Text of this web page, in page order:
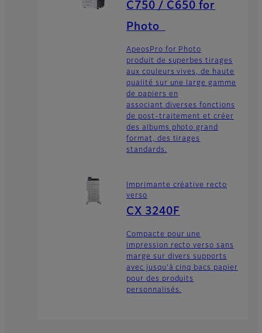
C750 / C650 for
Photo
ApeosPro for Photo
produit de superbes tirages
aux couleurs vives, de haute
qualité sur une large gamme
de papiers en
associant diverses fonctions
de post-traitement et créer
des albums photo grand
format, des tirages
standards.
Imprimante créative recto
verso
CX 3240F
Compacte pour une
impression recto verso sans
marge sur divers supports
avec jusqu’à cinq bacs papier
pour des produits
personnalisés.